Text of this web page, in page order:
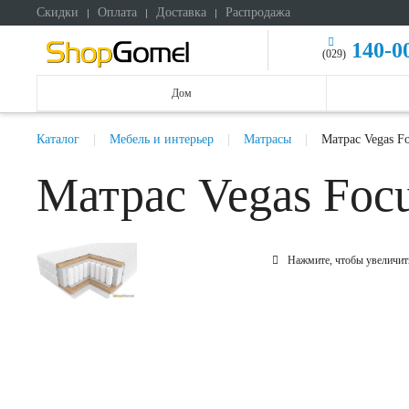
Скидки Оплата Доставка Распродажа
(029) 140-
Дом
Каталог Мебель и интерьер Матрасы Матрас Vegas
Матрас Vegas
Нажмите, чтобы